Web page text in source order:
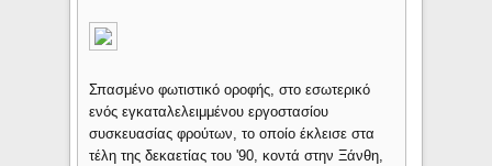
Σπασμένο φωτιστικό οροφής, στο εσωτερικό
ενός εγκαταλελειμμένου εργοστασίου
συσκευασίας φρούτων, το οποίο έκλεισε στα
τέλη της δεκαετίας του '90, κοντά στην Ξάνθη,